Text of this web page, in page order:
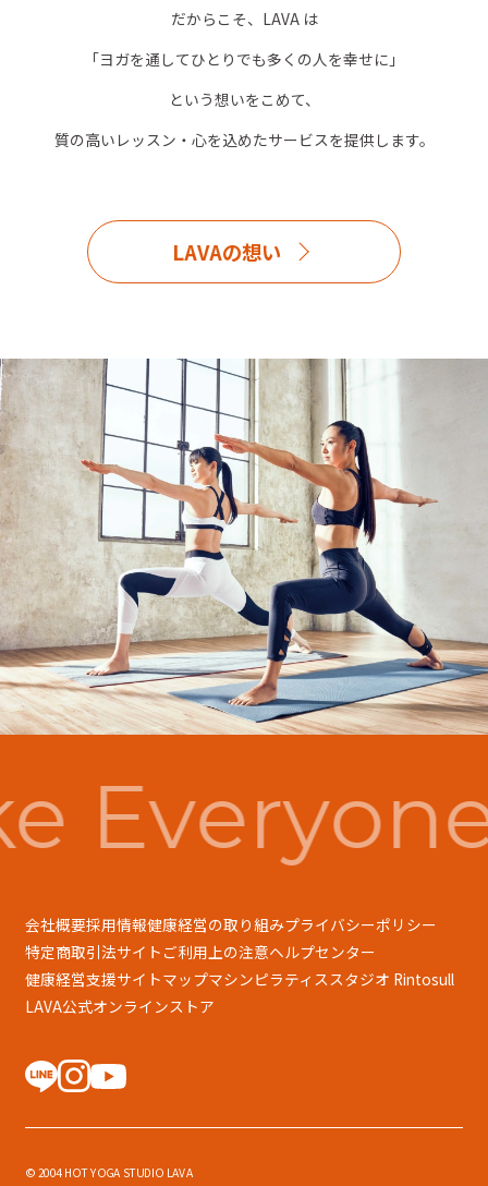
だからこそ、LAVA は
「ヨガを通してひとりでも多くの人を幸せに」
という想いをこめて、
質の高いレッスン・心を込めたサービスを提供します。
LAVAの想い
会社概要採用情報健康経営の取り組みプライバシーポリシー
特定商取引法サイトご利用上の注意ヘルプセンター
健康経営支援サイトマップマシンピラティススタジオ Rintosull
LAVA公式オンラインストア
© 2004 HOT YOGA STUDIO LAVA